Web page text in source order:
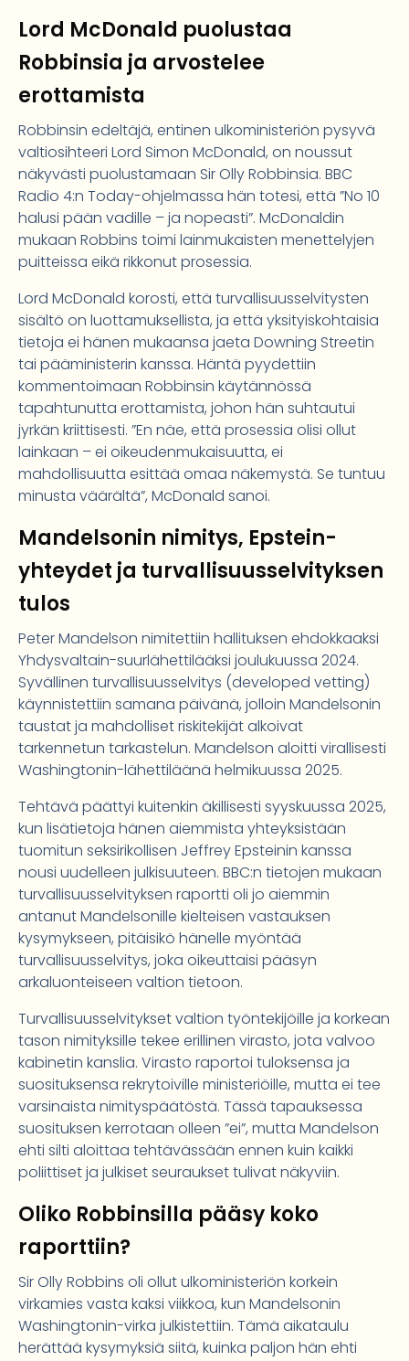
Lord McDonald puolustaa
Robbinsia ja arvostelee
erottamista
Robbinsin edeltäjä, entinen ulkoministeriön pysyvä
valtiosihteeri Lord Simon McDonald, on noussut
näkyvästi puolustamaan Sir Olly Robbinsia. BBC
Radio 4:n Today-ohjelmassa hän totesi, että ”No 10
halusi pään vadille – ja nopeasti”. McDonaldin
mukaan Robbins toimi lainmukaisten menettelyjen
puitteissa eikä rikkonut prosessia.
Lord McDonald korosti, että turvallisuusselvitysten
sisältö on luottamuksellista, ja että yksityiskohtaisia
tietoja ei hänen mukaansa jaeta Downing Streetin
tai pääministerin kanssa. Häntä pyydettiin
kommentoimaan Robbinsin käytännössä
tapahtunutta erottamista, johon hän suhtautui
jyrkän kriittisesti. ”En näe, että prosessia olisi ollut
lainkaan – ei oikeudenmukaisuutta, ei
mahdollisuutta esittää omaa näkemystä. Se tuntuu
minusta väärältä”, McDonald sanoi.
Mandelsonin nimitys, Epstein-
yhteydet ja turvallisuusselvityksen
tulos
Peter Mandelson nimitettiin hallituksen ehdokkaaksi
Yhdysvaltain-suurlähettilääksi joulukuussa 2024.
Syvällinen turvallisuusselvitys (developed vetting)
käynnistettiin samana päivänä, jolloin Mandelsonin
taustat ja mahdolliset riskitekijät alkoivat
tarkennetun tarkastelun. Mandelson aloitti virallisesti
Washingtonin-lähettiläänä helmikuussa 2025.
Tehtävä päättyi kuitenkin äkillisesti syyskuussa 2025,
kun lisätietoja hänen aiemmista yhteyksistään
tuomitun seksirikollisen Jeffrey Epsteinin kanssa
nousi uudelleen julkisuuteen. BBC:n tietojen mukaan
turvallisuusselvityksen raportti oli jo aiemmin
antanut Mandelsonille kielteisen vastauksen
kysymykseen, pitäisikö hänelle myöntää
turvallisuusselvitys, joka oikeuttaisi pääsyn
arkaluonteiseen valtion tietoon.
Turvallisuusselvitykset valtion työntekijöille ja korkean
tason nimityksille tekee erillinen virasto, jota valvoo
kabinetin kanslia. Virasto raportoi tuloksensa ja
suosituksensa rekrytoiville ministeriöille, mutta ei tee
varsinaista nimityspäätöstä. Tässä tapauksessa
suosituksen kerrotaan olleen ”ei”, mutta Mandelson
ehti silti aloittaa tehtävässään ennen kuin kaikki
poliittiset ja julkiset seuraukset tulivat näkyviin.
Oliko Robbinsilla pääsy koko
raporttiin?
Sir Olly Robbins oli ollut ulkoministeriön korkein
virkamies vasta kaksi viikkoa, kun Mandelsonin
Washingtonin-virka julkistettiin. Tämä aikataulu
herättää kysymyksiä siitä, kuinka paljon hän ehti